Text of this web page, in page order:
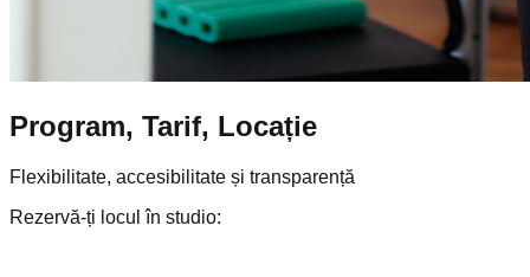
Program, Tarif, Locație
Flexibilitate, accesibilitate și transparență
Rezervă-ți locul în studio: